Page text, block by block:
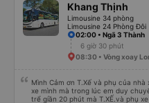
Khang Thịnh
Limousine 34 phòng
Limousine 24 Phòng Đôi
02:00 • Ngã 3 Thành
6 giờ 30 phút
08:30 • Vòng xoay
Mình Cảm ơn T.Xế và phụ của
xe mình mà trong lúc em duy
trể giần 20 phút mà T.XẾ.và phụ